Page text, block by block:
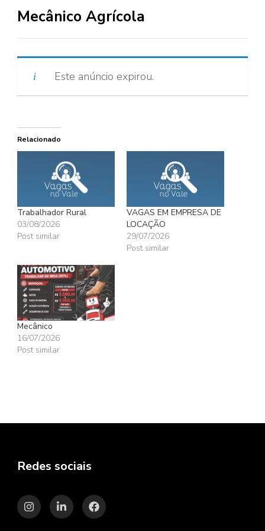
Mecânico Agrícola
Este anúncio expirou.
Relacionado
Trabalhador Rural
03/08/2026
Post similar
VAGAS EM EMPRESA DE
LOCAÇÃO
29/07/2026
Post similar
Mecânico
16/07/2026
Post similar
Redes sociais